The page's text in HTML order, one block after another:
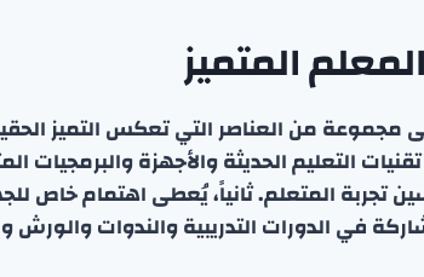
المتميز
مجموعة من العناصر التي تعكس التميز
التعليم الحديثة والأجهزة
تجربة المتعلم. ثانياً، يُعطى اهتمام خاص
في الدورات التدريبية والندوات والورش